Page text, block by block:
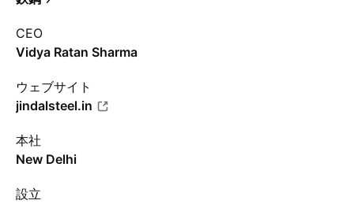
CEO
Vidya Ratan Sharma
ウェブサイト
jindalsteel.in
本社
New Delhi
設立